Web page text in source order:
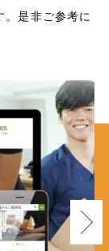
。是非ご参考に